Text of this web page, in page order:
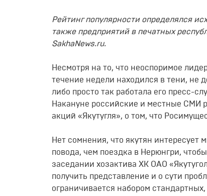
Рейтинг популярности определялся
также предприятий в печатных
SakhaNews.ru.
Несмотря на то, что неоспоримое
течение недели находился в тени, не
либо просто так работала его пресс-
Накануне российские и местные СМИ
акций «Якутугля», о том, что
Нет сомнения, что якутян интересует
повода, чем поездка в Нерюнгри,
заседании хозактива ХК ОАО
получить представление и о сути
ограничивается набором